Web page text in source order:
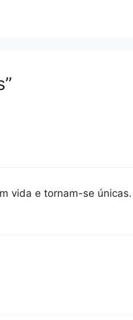
vida e tornam-se únicas.